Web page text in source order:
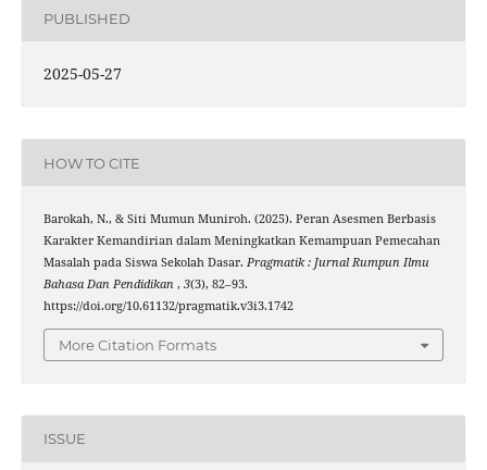
PUBLISHED
2025-05-27
HOW TO CITE
Barokah, N., & Siti Mumun Muniroh. (2025). Peran Asesmen Berbasis
Karakter Kemandirian dalam Meningkatkan Kemampuan Pemecahan
Masalah pada Siswa Sekolah Dasar. Pragmatik : Jurnal Rumpun Ilmu
Bahasa Dan Pendidikan , 3(3), 82–93.
https://doi.org/10.61132/pragmatik.v3i3.1742
More Citation Formats
ISSUE